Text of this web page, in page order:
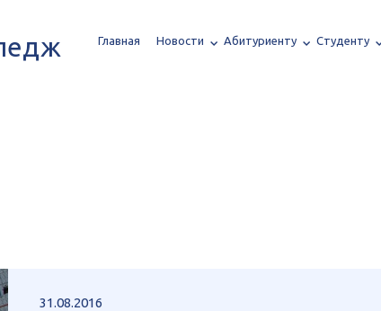
Главная Новости Абитуриенту Студенту
31.08.2016